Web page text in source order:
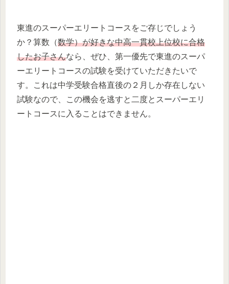
東進のスーパーエリートコースをご存じでしょう
か？算数（数学）が好きな中高一貫校上位校に合格
したお子さんなら、ぜひ、第一優先で東進のスーパ
ーエリートコースの試験を受けていただきたいで
す。これは中学受験合格直後の２月しか存在しない
試験なので、この機会を逃すと二度とスーパーエリ
ートコースに入ることはできません。